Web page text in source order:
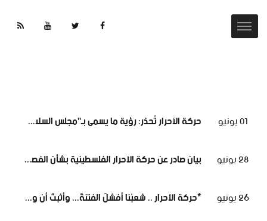
01 يونيو حركة الأحرار تُحذر: رؤية ما يسمى بـ"مجلس السلام" لغزة تهدف لتقويض الحقوق الوطنية الفلسطينية.
28 يونيو بيان صادر عن حركة الأحرار الفلسطينية بشأن الفصل التعسفي لموظفي وكالة الغوث، وإعلان التضامن مع اعتصامهم المشروع
26 يونيو *حركة الأحرار .. شعبُنا أفشلَ الفتنةَ... وأثبتَ أن وعيَه أقوى من مؤامرات الاحتلال*